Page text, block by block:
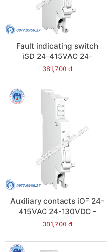
Fault indicating switch
iSD 24-415VAC 24-
130VDC - Model
381,700 đ
Auxiliary contacts iOF 24-
415VAC 24-130VDC -
Model A9N26924
381,700 đ